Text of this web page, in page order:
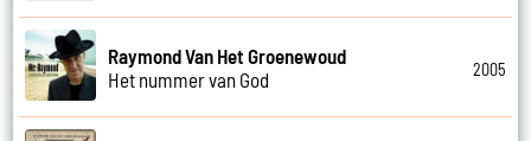
Raymond Van Het Groenewoud
Het nummer van God
2005